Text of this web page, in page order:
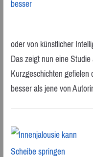
oder von künstlicher
Das zeigt nun eine
Kurzgeschichten
besser als jene von